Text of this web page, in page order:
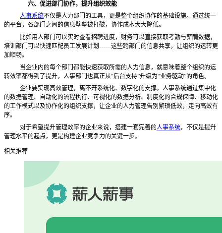
六、促进部门协作，提升组织效能
人事系统不仅是人力部门的工具，更是整个组织协作的基础设施。通过统一
的平台，各部门之间的信息壁垒被打破，协作成本大大降低。
比如用人部门可以实时查看招聘进度，财务可以直接获取考勤与薪酬数据，
培训部门可以快速匹配员工发展计划 ……这些跨部门的信息共享，让组织的运转更
加顺畅。
当企业内的每个部门都能快速获取所需的人力信息，就意味着整个组织的运
转效率都得到了提升，人事部门也真正从“后台支持”升级为“业务驱动”的角色。
企业要实现高效管理，离不开系统化、数字化的支撑。人事系统通过集中化
的数据管理、自动化的流程执行、可视化的数据分析、制度化的合规保障、移动化
的工作模式以及协作化的组织支撑，让企业的人力管理告别繁琐低效，走向高效有
序。
对于希望提升管理效率的企业来说，搭建一套完善的人事系统，不仅是提升
管理水平的起点，更是构建企业竞争力的关键一步。
相关推荐